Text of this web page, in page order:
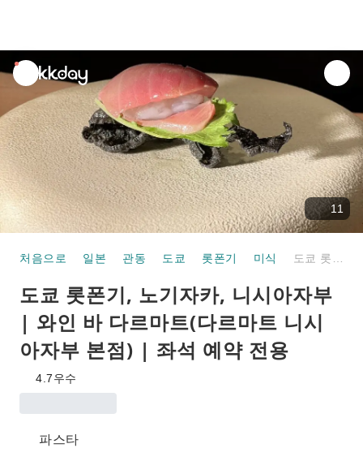
unread
notifications
11
처음으로 일본 관동 도쿄 롯폰기 미식
도쿄 롯폰기, 노기자카, 니시아자부
| 와인 바 다르마트(다르마트 니시
아자부 본점) | 좌석 예약 전용
4.7우수
파스타